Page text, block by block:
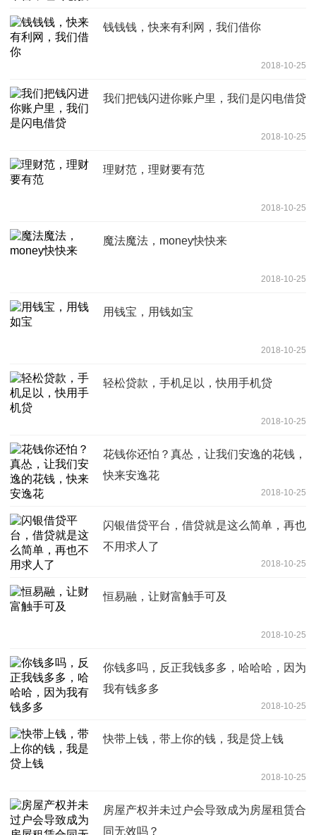
钱钱钱，快来有利网，我们借你
2018-10-25
我们把钱闪进你账户里，我们是闪电借贷
2018-10-25
理财范，理财要有范
2018-10-25
魔法魔法，money快快来
2018-10-25
用钱宝，用钱如宝
2018-10-25
轻松贷款，手机足以，快用手机贷
2018-10-25
花钱你还怕？真怂，让我们安逸的花钱，
快来安逸花
2018-10-25
闪银借贷平台，借贷就是这么简单，再也
不用求人了
2018-10-25
恒易融，让财富触手可及
2018-10-25
你钱多吗，反正我钱多多，哈哈哈，因为
我有钱多多
2018-10-25
快带上钱，带上你的钱，我是贷上钱
2018-10-25
房屋产权并未过户会导致成为房屋租赁合
同无效吗？